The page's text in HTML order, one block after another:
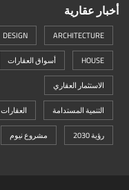
أخبار عقارية
ARCHITECTURE
DESIGN
HOUSE
أسواق العقارات
الاستثمار العقاري
التنمية المستدامة
العقارات
رؤية 2030
مشروع نيوم